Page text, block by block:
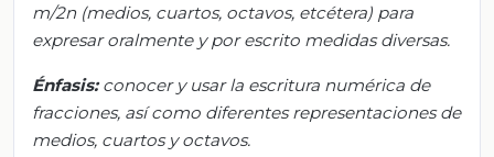
m/2n (medios, cuartos, octavos, etcétera) para
expresar oralmente y por escrito medidas diversas.
Énfasis: conocer y usar la escritura numérica de
fracciones, así como diferentes representaciones de
medios, cuartos y octavos.